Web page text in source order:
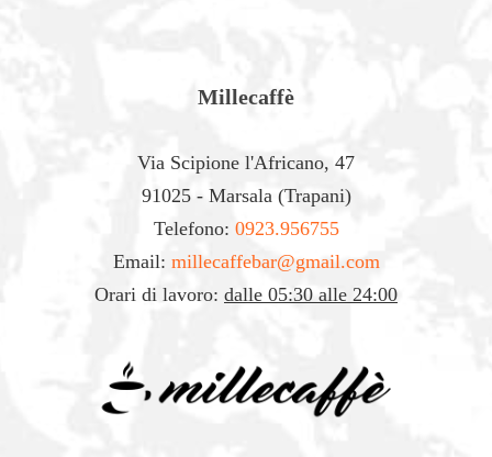
Millecaffè
Via Scipione l'Africano, 47
91025 - Marsala (Trapani)
Telefono: 0923.956755
Email: millecaffebar@gmail.com
Orari di lavoro: dalle 05:30 alle 24:00